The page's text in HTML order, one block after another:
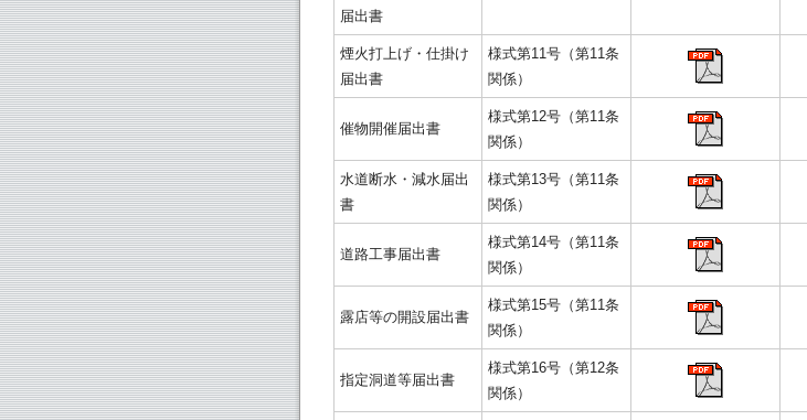
届出書
煙火打上げ・仕掛け
届出書
様式第11号（第11条
関係）
催物開催届出書
様式第12号（第11条
関係）
水道断水・減水届出
書
様式第13号（第11条
関係）
道路工事届出書
様式第14号（第11条
関係）
露店等の開設届出書
様式第15号（第11条
関係）
指定洞道等届出書
様式第16号（第12条
関係）